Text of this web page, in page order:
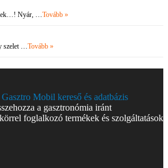
Nyár, …Tovább »
szelet …Tovább »
Mobil kereső és adatbázis
a gasztronómia iránt
foglalkozó termékek és szolgáltatások